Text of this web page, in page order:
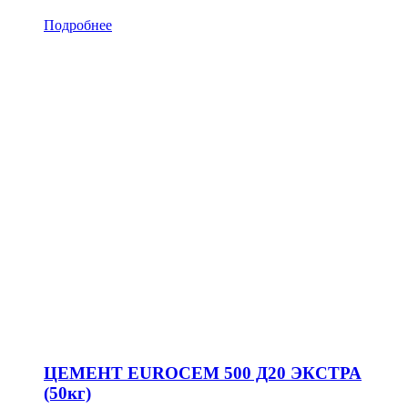
Подробнее
ЦЕМЕНТ EUROCEM 500 Д20 ЭКСТРА
(50кг)